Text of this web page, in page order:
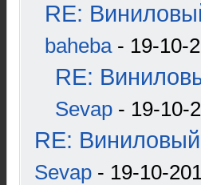
RE:
baheba- 19-10-
RE:
Sevap - 19-10-
RE: Виниловый
Sevap - 19-10-